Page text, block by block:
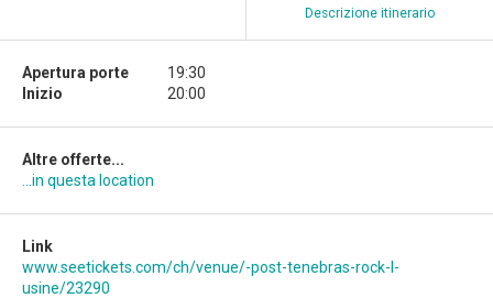
Descrizione itinerario
Apertura porte
Inizio
19:30
20:00
Altre offerte...
...in questa location
Link
www.seetickets.com/ch/venue/-post-tenebras-rock-l-
usine/23290